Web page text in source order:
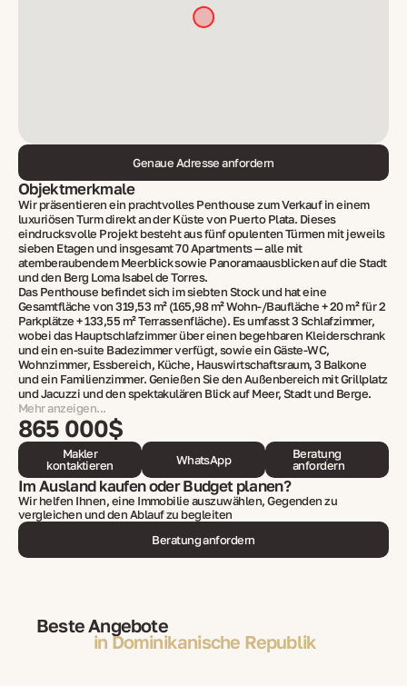
Genaue Adresse anfordern
Objektmerkmale
Wir präsentieren ein prachtvolles Penthouse zum Verkauf in einem
luxuriösen Turm direkt an der Küste von Puerto Plata. Dieses
eindrucksvolle Projekt besteht aus fünf opulenten Türmen mit jeweils
sieben Etagen und insgesamt 70 Apartments — alle mit
atemberaubendem Meerblick sowie Panoramaausblicken auf die Stadt
und den Berg Loma Isabel de Torres.
Das Penthouse befindet sich im siebten Stock und hat eine
Gesamtfläche von 319,53 m² (165,98 m² Wohn-/Baufläche + 20 m² für 2
Parkplätze + 133,55 m² Terrassenfläche). Es umfasst 3 Schlafzimmer,
wobei das Hauptschlafzimmer über einen begehbaren Kleiderschrank
und ein en-suite Badezimmer verfügt, sowie ein Gäste-WC,
Wohnzimmer, Essbereich, Küche, Hauswirtschaftsraum, 3 Balkone
und ein Familienzimmer. Genießen Sie den Außenbereich mit Grillplatz
und Jacuzzi und den spektakulären Blick auf Meer, Stadt und Berge.
Mehr anzeigen...
865 000$
Makler
kontaktieren
WhatsApp
Beratung
anfordern
Im Ausland kaufen oder Budget planen?
Wir helfen Ihnen, eine Immobilie auszuwählen, Gegenden zu
vergleichen und den Ablauf zu begleiten
Beratung anfordern
Beste Angebote
in Dominikanische Republik